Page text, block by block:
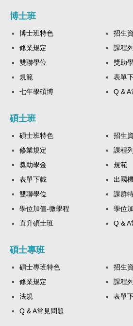
博士班
博士班特色
招生
修業規定
課程
雙聯學位
獎助
規範
表單
七年學碩博
Q & A
碩士班
碩士班特色
招生
修業規定
課程
獎助學金
規範
表單下載
出國
雙聯學位
課群
學位加值-微學程
學位
直升碩士班
Q & A
碩士專班
碩士專班特色
招生
修業規定
課程
法規
表單
Q & A常見問題